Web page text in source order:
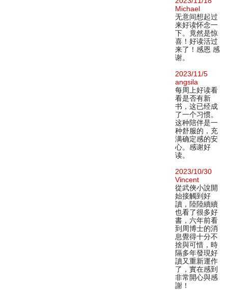
Michael
无意间想起过
来好读怀念一
下。竟然是惊
喜！好读活过
来了！感恩 感
谢。
2023/11/5
angsila
每周上好读看
看是否有新
书，这已经成
了一个习惯。
这种陪伴是一
种舒服的，充
满确定感的安
心。感谢好
读。
2023/10/30
Vincent
從武俠小說開
始接觸到好
讀，陸陸續續
也看了很多好
書，六年前看
到周博士的消
息覺得十分不
捨與可惜，時
隔多年發現好
讀又重新運作
了，實在感到
非常開心與感
謝！